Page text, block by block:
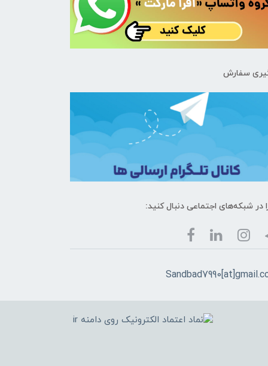
سفارش
در شبکه‌های اجتماعی دنبال کنید: